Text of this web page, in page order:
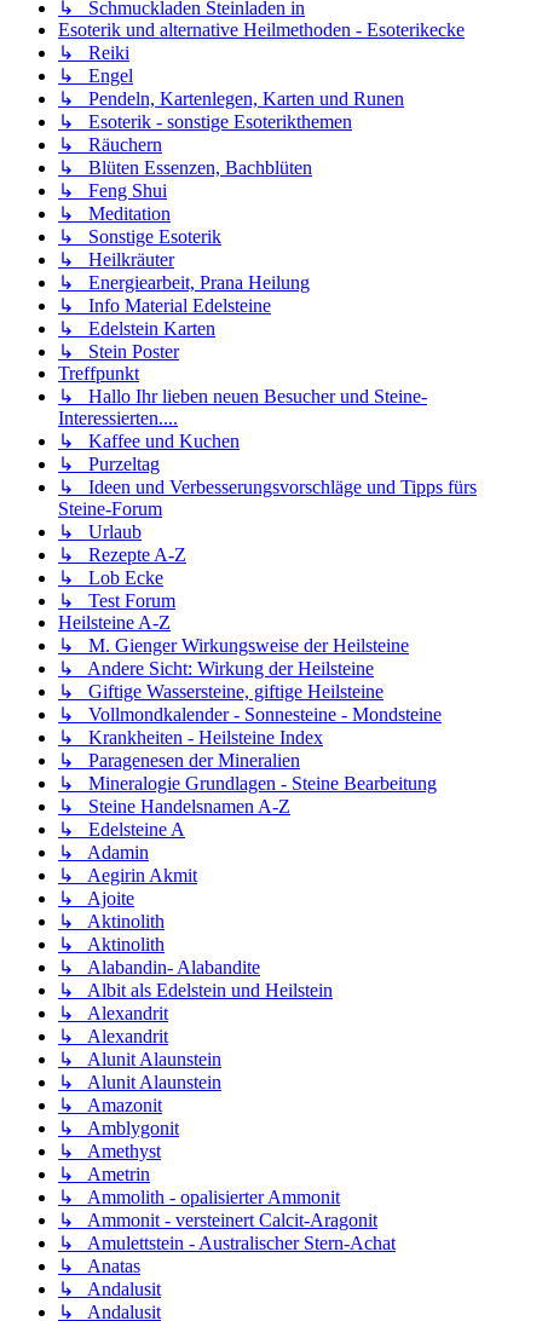
↳ Schmuckladen Steinladen in
Esoterik und alternative Heilmethoden - Esoterikecke
↳ Reiki
↳ Engel
↳ Pendeln, Kartenlegen, Karten und Runen
↳ Esoterik - sonstige Esoterikthemen
↳ Räuchern
↳ Blüten Essenzen, Bachblüten
↳ Feng Shui
↳ Meditation
↳ Sonstige Esoterik
↳ Heilkräuter
↳ Energiearbeit, Prana Heilung
↳ Info Material Edelsteine
↳ Edelstein Karten
↳ Stein Poster
Treffpunkt
↳ Hallo Ihr lieben neuen Besucher und Steine-
Interessierten....
↳ Kaffee und Kuchen
↳ Purzeltag
↳ Ideen und Verbesserungsvorschläge und Tipps fürs
Steine-Forum
↳ Urlaub
↳ Rezepte A-Z
↳ Lob Ecke
↳ Test Forum
Heilsteine A-Z
↳ M. Gienger Wirkungsweise der Heilsteine
↳ Andere Sicht: Wirkung der Heilsteine
↳ Giftige Wassersteine, giftige Heilsteine
↳ Vollmondkalender - Sonnesteine - Mondsteine
↳ Krankheiten - Heilsteine Index
↳ Paragenesen der Mineralien
↳ Mineralogie Grundlagen - Steine Bearbeitung
↳ Steine Handelsnamen A-Z
↳ Edelsteine A
↳ Adamin
↳ Aegirin Akmit
↳ Ajoite
↳ Aktinolith
↳ Aktinolith
↳ Alabandin- Alabandite
↳ Albit als Edelstein und Heilstein
↳ Alexandrit
↳ Alexandrit
↳ Alunit Alaunstein
↳ Alunit Alaunstein
↳ Amazonit
↳ Amblygonit
↳ Amethyst
↳ Ametrin
↳ Ammolith - opalisierter Ammonit
↳ Ammonit - versteinert Calcit-Aragonit
↳ Amulettstein - Australischer Stern-Achat
↳ Anatas
↳ Andalusit
↳ Andalusit